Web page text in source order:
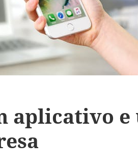
aplicativo e